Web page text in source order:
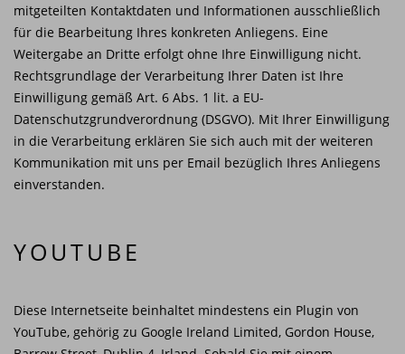
mitgeteilten Kontaktdaten und Informationen ausschließlich
für die Bearbeitung Ihres konkreten Anliegens. Eine
Weitergabe an Dritte erfolgt ohne Ihre Einwilligung nicht.
Rechtsgrundlage der Verarbeitung Ihrer Daten ist Ihre
Einwilligung gemäß Art. 6 Abs. 1 lit. a EU-
Datenschutzgrundverordnung (DSGVO). Mit Ihrer Einwilligung
in die Verarbeitung erklären Sie sich auch mit der weiteren
Kommunikation mit uns per Email bezüglich Ihres Anliegens
einverstanden.
YOUTUBE
Diese Internetseite beinhaltet mindestens ein Plugin von
YouTube, gehörig zu Google Ireland Limited, Gordon House,